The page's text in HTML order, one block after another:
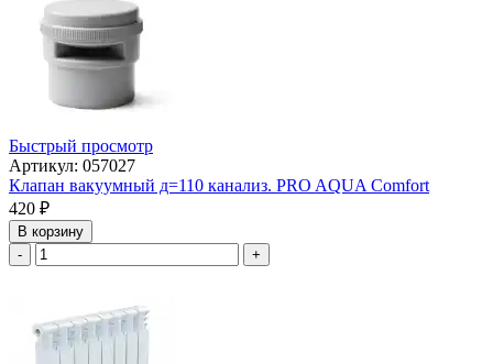
Быстрый просмотр
Артикул: 057027
Клапан вакуумный д=110 канализ. PRO AQUA Comfort
420 ₽
В корзину
-
+